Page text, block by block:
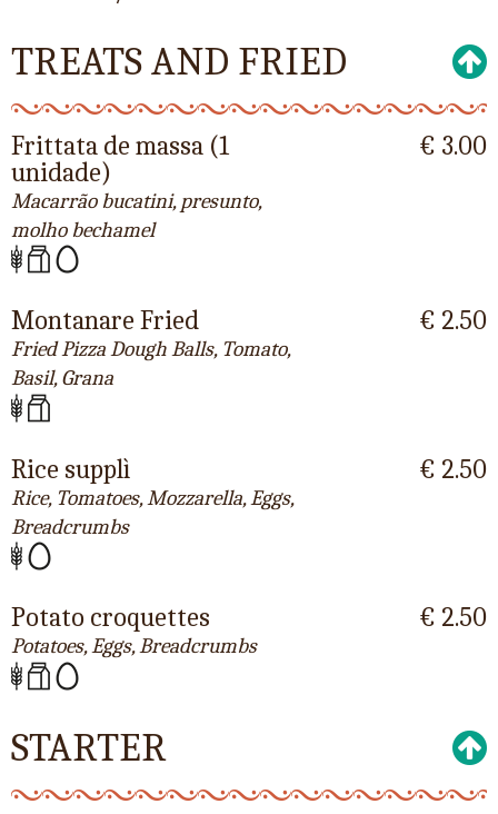
TREATS AND FRIED
Frittata de massa (1
unidade)
Macarrão bucatini, presunto,
molho bechamel
€ 3.00
Montanare Fried
Fried Pizza Dough Balls, Tomato,
Basil, Grana
€ 2.50
Rice supplì
Rice, Tomatoes, Mozzarella, Eggs,
Breadcrumbs
€ 2.50
Potato croquettes
Potatoes, Eggs, Breadcrumbs
€ 2.50
STARTER